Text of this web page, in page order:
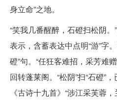
身立命”之地。
“笑我几番醒醉，石磴扫松阴。
表示，含蓄表达中点明“游”字
磴”句。“任狂客难招，采芳难
回转蓬莱阁。“松阴”扫“石磴”
《古诗十九首》“涉江采芙蓉